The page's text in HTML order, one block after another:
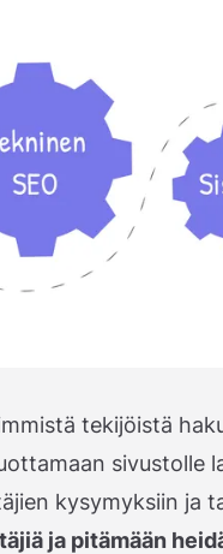
tekijöistä
sivustolle
kysymyksiin ja
ja pitämään